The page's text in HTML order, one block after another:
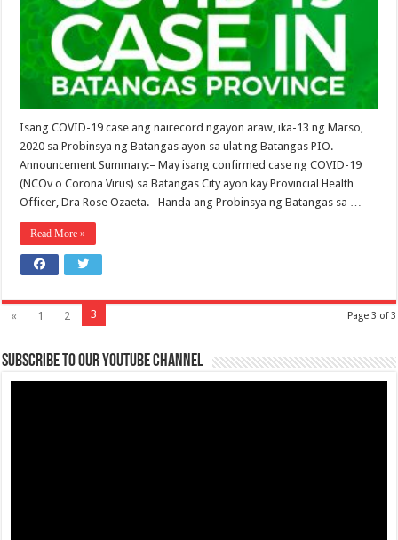
Isang COVID-19 case ang nairecord ngayon araw, ika-13 ng Marso,
2020 sa Probinsya ng Batangas ayon sa ulat ng Batangas PIO.
Announcement Summary:– May isang confirmed case ng COVID-19
(NCOv o Corona Virus) sa Batangas City ayon kay Provincial Health
Officer, Dra Rose Ozaeta.– Handa ang Probinsya ng Batangas sa …
Read More »
Page 3 of 3
« 1 2 3
Subscribe to our Youtube Channel